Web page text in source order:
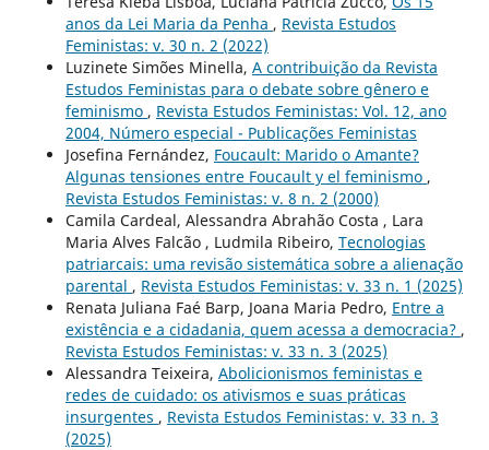
anos da Lei Maria da Penha , Revista Estudos
Feministas: v. 30 n. 2 (2022)
Luzinete Simões Minella, A contribuição da Revista
Estudos Feministas para o debate sobre gênero e
feminismo , Revista Estudos Feministas: Vol. 12, ano
2004, Número especial - Publicações Feministas
Josefina Fernández, Foucault: Marido o Amante?
Algunas tensiones entre Foucault y el feminismo ,
Revista Estudos Feministas: v. 8 n. 2 (2000)
Camila Cardeal, Alessandra Abrahão Costa , Lara
Maria Alves Falcão , Ludmila Ribeiro, Tecnologias
patriarcais: uma revisão sistemática sobre a alienação
parental , Revista Estudos Feministas: v. 33 n. 1 (2025)
Renata Juliana Faé Barp, Joana Maria Pedro, Entre a
existência e a cidadania, quem acessa a democracia? ,
Revista Estudos Feministas: v. 33 n. 3 (2025)
Alessandra Teixeira, Abolicionismos feministas e
redes de cuidado: os ativismos e suas práticas
insurgentes , Revista Estudos Feministas: v. 33 n. 3
(2025)